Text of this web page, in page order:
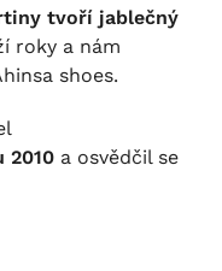
tvoří jablečný
roky a nám
shoes.
2010 a osvědčil se